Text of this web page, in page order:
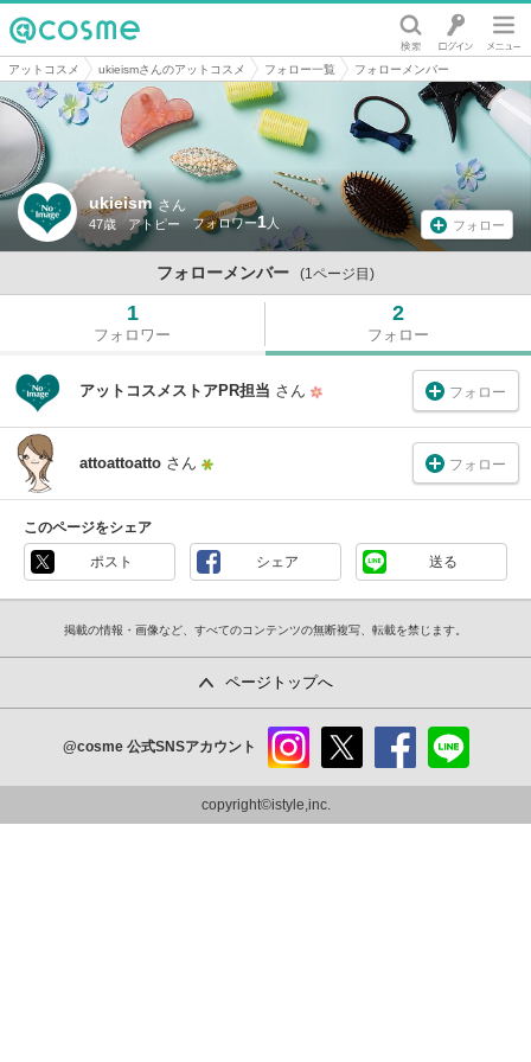
@cosme
アットコスメ ukieismさんのアットコスメ フォロー一覧 フォローメンバー
ukieism さん
47歳 アトピー 1 フォロー
フォローメンバー (1ページ目)
1
フォロワー
2
フォロー
アットコスメストアPR担当 さん フォロー
attoattoatto さん フォロー
このページをシェア
ポスト シェア 送る
掲載の情報・画像など、すべてのコンテンツの無断複写、転載を禁じます。
ページトップへ
@cosme 公式SNSアカウント
ram
copyright©istyle,inc.